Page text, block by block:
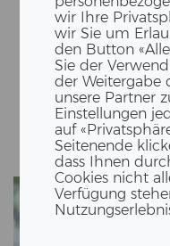
wir Ihre
wir Sie um
den Button
Sie der
der Weitergabe
unsere Partner
Einstellungen
auf
Seitenende
dass Ihnen
Cookies nicht
Verfügung